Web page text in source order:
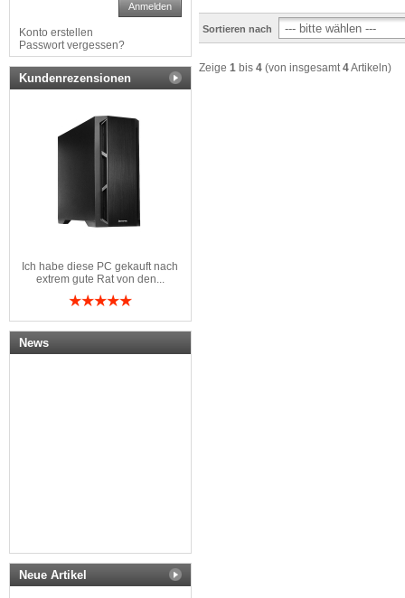
Sortieren nach
Zeige 1 bis 4 (von insgesamt4Artikeln)
Anmelden
Konto erstellen
Passwort vergessen?
Kundenrezensionen
Ich habe diese PC gekauft nach
extrem gute Rat von den...
News
Neue Artikel